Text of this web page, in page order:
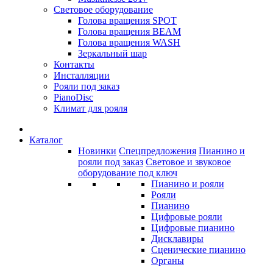
Световое оборудование
Голова вращения SPOT
Голова вращения BEAM
Голова вращения WASH
Зеркальный шар
Контакты
Инсталляции
Рояли под заказ
PianoDisc
Климат для рояля
Каталог
Новинки Спецпредложения Пианино и
рояли под заказ Световое и звуковое
оборудование под ключ
Пианино и рояли
Рояли
Пианино
Цифровые рояли
Цифровые пианино
Дисклавиры
Сценические пианино
Органы